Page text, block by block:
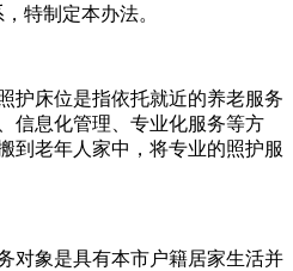
特制定本办法。
护床位是指依托就近的养老服务
信息化管理、专业化服务等方
到老年人家中，将专业的照护服
对象是具有本市户籍居家生活并